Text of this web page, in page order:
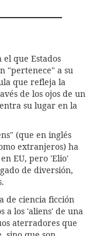
el que Estados
"pertenece" a su
que refleja la
de los ojos de un
su lugar en la
(que en inglés
extranjeros) ha
EU, pero 'Elio'
de diversión,
de ciencia ficción
a los 'aliens' de una
aterradores que